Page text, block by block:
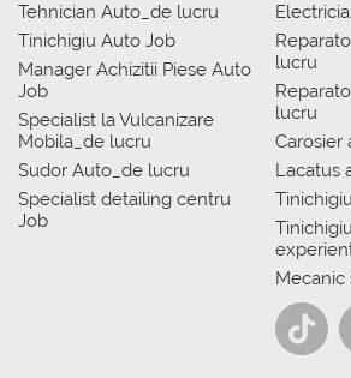
Tehnician Auto_de lucru
Tinichigiu Auto Job
Manager Achizitii Piese Auto
Job
Specialist la Vulcanizare
Mobila_de lucru
Sudor Auto_de lucru
Specialist detailing centru
Job
lucru
lucru
Carosier
Lacatus
Mecanic